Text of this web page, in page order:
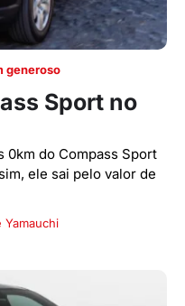
generoso
Sport no
0km do Compass Sport
ele sai pelo valor de
Yamauchi